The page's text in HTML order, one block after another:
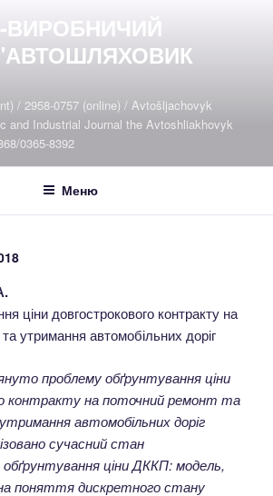
ВИРОБНИЧИЙ
/ 2958-0757 (online) / Avtošljachovyk
and Industrial Journal the Avtoshliakhovyk
0365-8392
Меню
ціни довгострокового контракту на
утримання автомобільних доріг
проблему обґрунтування ціни
контракту на поточний ремонт та
автомобільних доріг
сучасний стан
ціни ДККП: модель,
поняття дискретного стану